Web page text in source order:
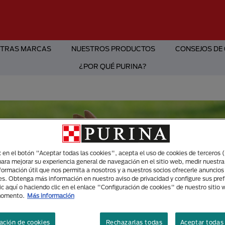
MARCAS NUESTROS PRODUCTOS CONSEJOS
¿POR QUÉ PURINA?
en el botón "Aceptar todas las cookies", acepta el uso de cookies de terceros
mejorar su experiencia general de navegación en el sitio web, medir
útil que nos permita a nosotros y a nuestros socios ofrecerle
Obtenga más información en nuestro aviso de privacidad y configure sus
aquí o haciendo clic en el enlace "Configuración de cookies" de nuestro sitio
Más información
Rechazarlas todas Aceptar todas
de cookies